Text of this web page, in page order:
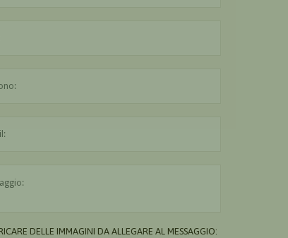
DELLE IMMAGINI DA ALLEGARE AL MESSAGGIO: